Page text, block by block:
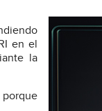
en el
la
porque